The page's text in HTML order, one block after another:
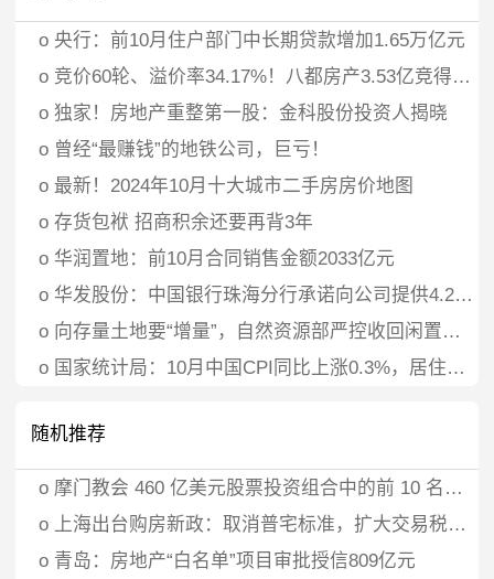
o 央行：前10月住户部门中长期贷款增加1.65万亿元
o 竞价60轮、溢价率34.17%！八都房产3.53亿竞得义乌江东街道宅地
o 独家！房地产重整第一股：金科股份投资人揭晓
o 曾经“最赚钱”的地铁公司，巨亏！
o 最新！2024年10月十大城市二手房房价地图
o 存货包袱 招商积余还要再背3年
o 华润置地：前10月合同销售金额2033亿元
o 华发股份：中国银行珠海分行承诺向公司提供4.2亿元贷款资金专项用于股票回购
o 向存量土地要“增量”，自然资源部严控收回闲置土地再供应，房企建议“回收定价方面有一定政策倾斜”
o 国家统计局：10月中国CPI同比上涨0.3%，居住价格下降0.1%
随机推荐
o 摩门教会 460 亿美元股票投资组合中的前 10 名持股
o
上海出台购房新政：取消普宅标准，扩大交易税优惠覆盖面
o 青岛：房地产“白名单”项目审批授信809亿元